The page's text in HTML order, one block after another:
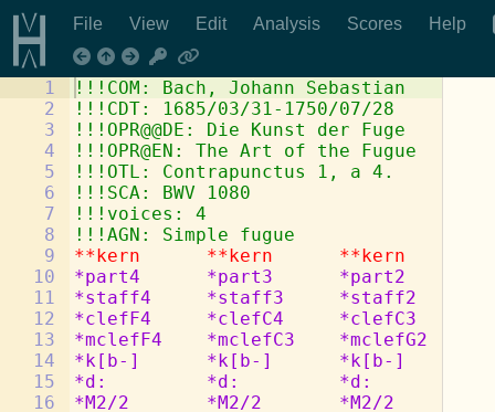
File View Edit Analysis Scores Help
1
2
3
4
5
6
7
8
9
10
11
12
13
14
15
16
!!!COM: Bach, Johann Sebastian
!!!CDT: 1685/03/31-1750/07/28
!!!OPR@@DE: Die Kunst der Fuge
!!!OPR@EN: The Art of the Fugue
!!!OTL: Contrapunctus 1, a 4.
!!!SCA: BWV 1080
!!!voices: 4
!!!AGN: Simple fugue
**kern
**kern **kern
*part4
*part3 *part2
*staff4
*staff3 *staff2
*clefF4
*clefC4 *clefC3
*mclefF4
*mclefC3 *mclefG2
*k[b-]
*k[b-] *k[b-]
*d:
*d: *d:
*M2/2
*M2/2 *M2/2